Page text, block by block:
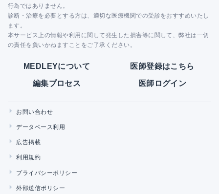
行為ではありません。
診断・治療を必要とする方は、適切な医療機関での受診をおすすめいたし
ます。
本サービス上の情報や利用に関して発生した損害等に関して、弊社は一切
の責任を負いかねますことをご了承ください。
MEDLEYについて 医師登録はこちら
編集プロセス 医師ログイン
お問い合わせ
データベース利用
広告掲載
利用規約
プライバシーポリシー
外部送信ポリシー